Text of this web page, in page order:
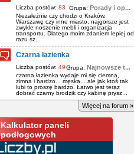
Liczba postów: 83 Grupa: Porady i op...
Niezależnie czy chodzi o Kraków,
Warszawę czy inne miasto, najgorsze jest
zwykle noszenie mebli i organizacja
transportu. Dlatego moim zdaniem lepiej od
razu sz...
Czarna łazienka
Liczba postów: 49Grupa: Najnowsze t...
czarna łazienka wydaje mi się ciemna,
zimna i bardzo... męska... ale jak ktoś tak
lubi to proszę bardzo. Łatwo jest teraz
dobrać czarny brodzik czy kabinę prysz...
Więcej na forum »
Kalkulator paneli
podłogowych